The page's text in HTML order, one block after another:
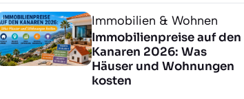
Immobilien & Wohnen
Immobilienpreise auf den
Kanaren 2026: Was
Häuser und Wohnungen
kosten